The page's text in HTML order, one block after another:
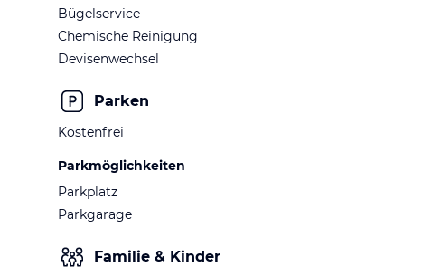
Bügelservice
Chemische Reinigung
Devisenwechsel
Parken
Kostenfrei
Parkmöglichkeiten
Parkplatz
Parkgarage
Familie & Kinder